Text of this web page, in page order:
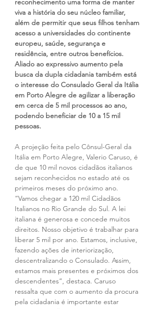
reconhecimento uma forma de manter
viva a história do seu núcleo familiar,
além de permitir que seus filhos tenham
acesso a universidades do continente
europeu, saúde, segurança e
residência, entre outros benefícios.
Aliado ao expressivo aumento pela
busca da dupla cidadania também está
o interesse do Consulado Geral da Itália
em Porto Alegre de agilizar a liberação
em cerca de 5 mil processos ao ano,
podendo beneficiar de 10 a 15 mil
pessoas.
A projeção feita pelo Cônsul-Geral da
Itália em Porto Alegre, Valerio Caruso, é
de que 10 mil novos cidadãos italianos
sejam reconhecidos no estado até os
primeiros meses do próximo ano.
“Vamos chegar a 120 mil Cidadãos
Italianos no Rio Grande do Sul. A lei
italiana é generosa e concede muitos
direitos. Nosso objetivo é trabalhar para
liberar 5 mil por ano. Estamos, inclusive,
fazendo ações de interiorização,
descentralizando o Consulado. Assim,
estamos mais presentes e próximos dos
descendentes”, destaca. Caruso
ressalta que com o aumento da procura
pela cidadania é importante estar